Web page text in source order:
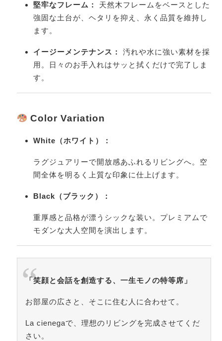
堅牢なフレーム：
天然木フレームをベースとした
強固な土台が、ヘタリを抑え、永く品質を維持し
ます。
イージーメンテナンス：
汚れや水に強い素材を採
用。日々のお手入れはサッと拭くだけで完了しま
す。
Color Variation
White（ホワイト）：
ラグジュアリーで開放感あふれるリビングへ。空
間全体を明るく上質な印象に仕上げます。
Black（ブラック）：
重厚感と品格が漂うシックな装い。プレミアムで
モダンな大人空間を演出します。
「笑顔と会話を創造する、一生モノの特等席」
お部屋の広さと、そこに住む人に合わせて。
La cienegaで、理想のリビングを完成させてくだ
さい。